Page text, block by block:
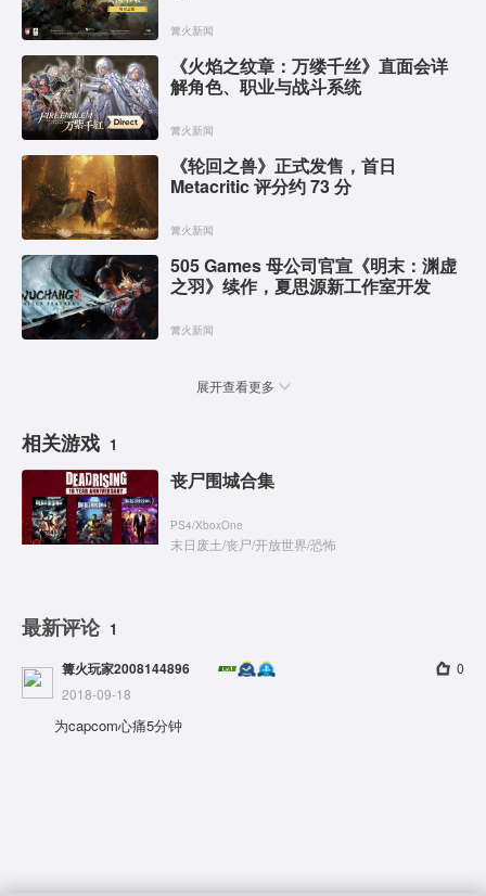
篝火新闻
《火焰之纹章：万缕千丝》直面会详
解角色、职业与战斗系统
篝火新闻
《轮回之兽》正式发售，首日
Metacritic 评分约 73 分
篝火新闻
505 Games 母公司官宣《明末：渊虚
之羽》续作，夏思源新工作室开发
篝火新闻
展开查看更多
相关游戏 1
丧尸围城合集
PS4/XboxOne
末日废土/丧尸/开放世界/恐怖
最新评论 1
篝火玩家2008144896
2018-09-18
0
为capcom心痛5分钟